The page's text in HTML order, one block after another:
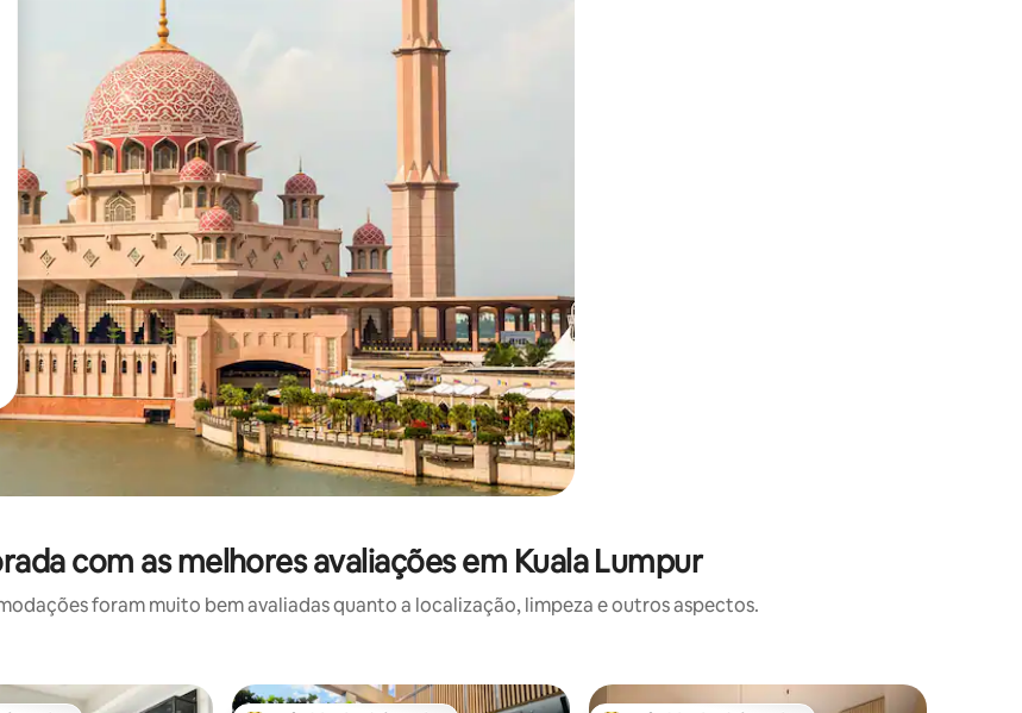
as seta para cima e para baixo do teclado ou tocando e deslizando o dedo na tela.
com as melhores avaliações em Kuala Lumpur
foram muito bem avaliadas quanto a localização, limpeza e outros aspectos.